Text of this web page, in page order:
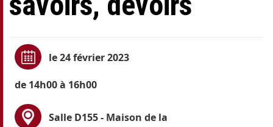
le 24 février 2023
de 14h00 à 16h00
Salle D155 - Maison de la